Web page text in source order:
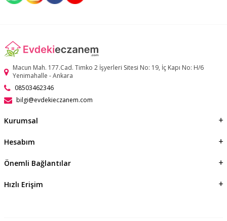
Macun Mah. 177.Cad. Timko 2 İşyerleri Sitesi No: 19, İç Kapı No: H/6
Yenimahalle - Ankara
08503462346
bilgi@evdekieczanem.com
Kurumsal
Hesabım
Önemli Bağlantılar
Hızlı Erişim